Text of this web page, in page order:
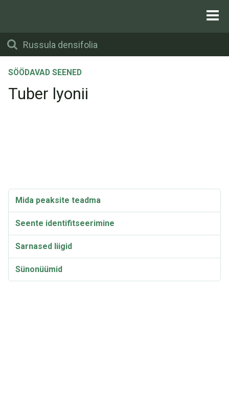
SÖÖDAVAD SEENED
Tuber lyonii
Mida peaksite teadma
Seente identifitseerimine
Sarnased liigid
Sünonüümid